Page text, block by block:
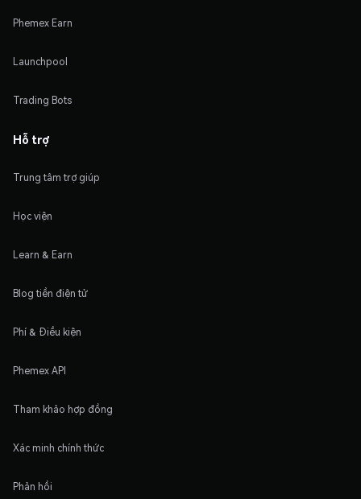
Phemex Earn
Launchpool
Trading Bots
Hỗ trợ
Trung tâm trợ giúp
Học viện
Learn & Earn
Blog tiền điện tử
Phí & Điều kiện
Phemex API
Tham khảo hợp đồng
Xác minh chính thức
Phản hồi